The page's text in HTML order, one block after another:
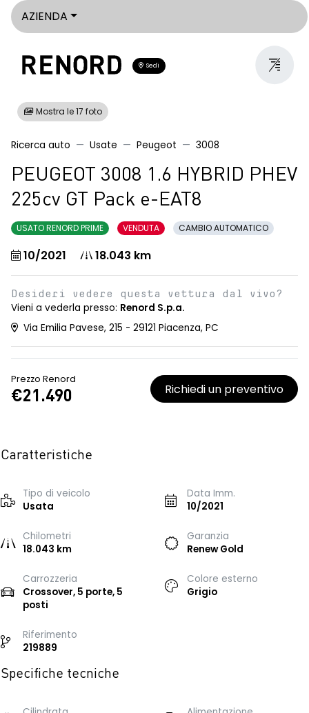
AZIENDA
Sedi
Mostra le 17 foto
Ricerca auto Usate Peugeot 3008
PEUGEOT 3008 1.6 HYBRID PHEV
225cv GT Pack e-EAT8
USATO RENORD PRIME VENDUTA CAMBIO AUTOMATICO
10/2021 18.043 km
Desideri vedere questa vettura dal vivo?
Vieni a vederla presso: Renord S.p.a.
Via Emilia Pavese, 215 - 29121 Piacenza, PC
Prezzo Renord
€21.490 Richiedi un preventivo
Caratteristiche
Tipo di veicolo
Usata
Data Imm.
10/2021
Chilometri
18.043 km
Garanzia
Renew Gold
Carrozzeria
Crossover, 5 porte, 5
posti
Colore esterno
Grigio
Riferimento
219889
Specifiche tecniche